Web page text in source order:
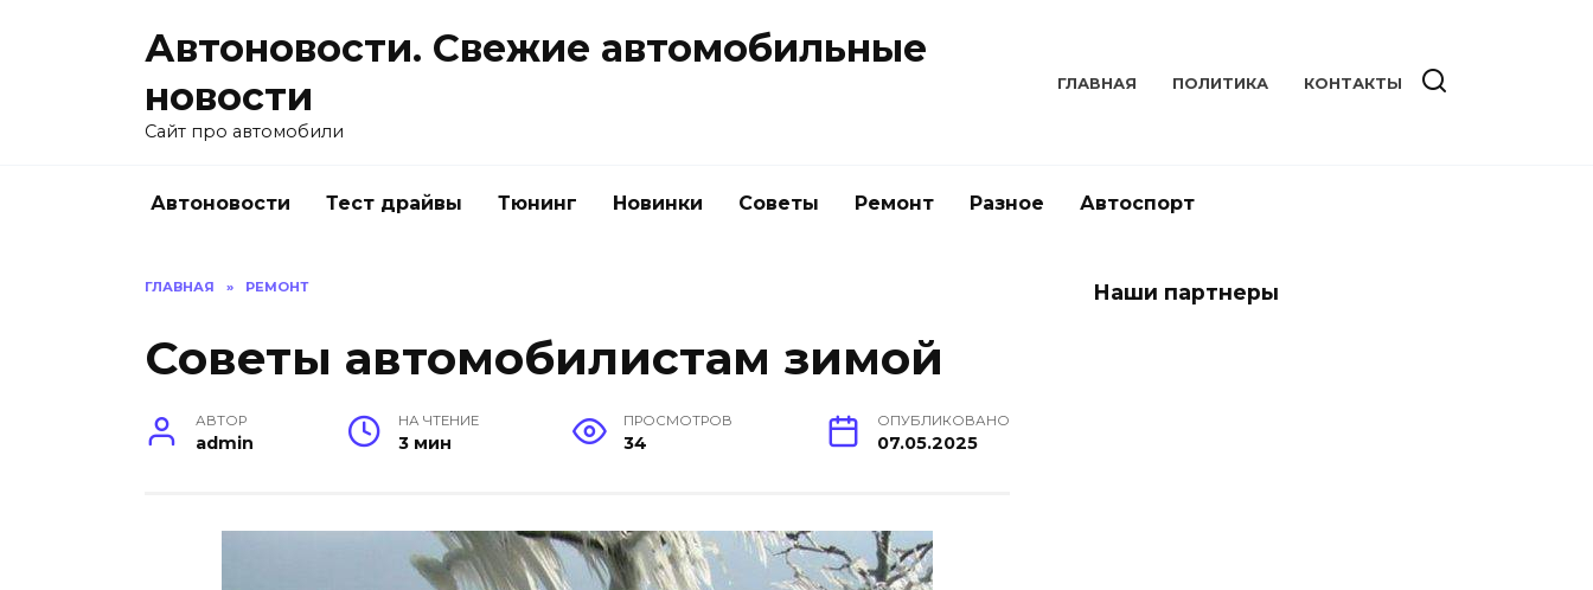
Автоновости. Свежие автомобильные
новости
Сайт про автомобили
ГЛАВНАЯ ПОЛИТИКА КОНТАКТЫ
Автоновости Тест драйвы Тюнинг Новинки Советы Ремонт Разное Автоспорт
ГЛАВНАЯ » РЕМОНТ
Советы автомобилистам зимой
АВТОР
admin
НА ЧТЕНИЕ
3 мин
ПРОСМОТРОВ
34
ОПУБЛИКОВАНО
07.05.2025
Наши партнеры